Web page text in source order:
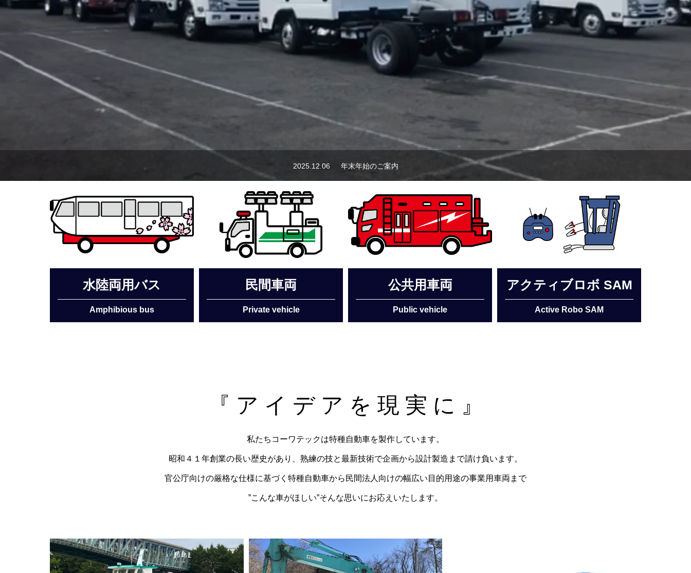
2025.10.31 2回目のウクライナ訪問＜国交省のデモンストレーションに参加しました！
水陸両用バス
Amphibious bus
民間車両
Private vehicle
公共用車両
Public vehicle
アクティブロボ SAM
Active Robo SAM
『 ア イ デ ア を 現 実 に 』
私たちコーワテックは特種自動車を製作しています。
昭和４１年創業の長い歴史があり、熟練の技と最新技術で企画から設計製造まで請け負います。
官公庁向けの厳格な仕様に基づく特種自動車から民間法人向けの幅広い目的用途の事業用車両まで
”こんな車がほしい”そんな思いにお応えいたします。